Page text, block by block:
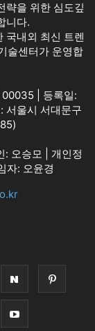
략을 위한 심도깊
니다.
국내외 최신 트렌
술센터가 운영합
00035 | 등록일:
서울시 서대문구
: 오승모 | 개인정
자: 오윤경